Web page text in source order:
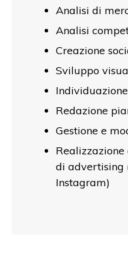
Analisi di
Analisi
Creazione
Sviluppo
Redazione
Gestione e
di advertising
Instagram)